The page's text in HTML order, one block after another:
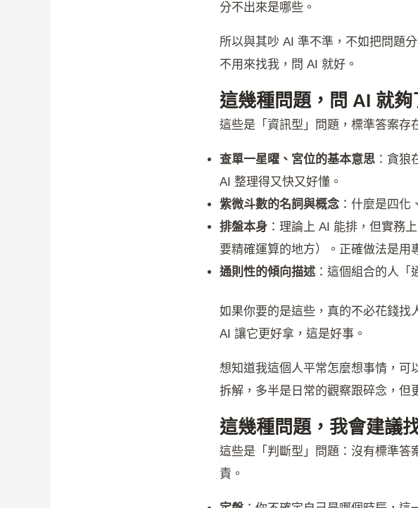
分不出來是哪些。
所以與其吵 AI 準不準，不如把問題
不用來找我，問 AI 就好。
這幾種問題，問 AI 就夠
這些是「資訊型」問題，標準答案存
查單一星曜、宮位的基本意思 ：貪狼
AI 整理得又快又好懂。
紫微斗數的名詞與概念 ：什麼是四化
排盤本身 ：理論上 AI 能排，但實務
要精確運算的地方）。正確做法是用
通則性的傾向描述：這個組合的人「
如果你要的是這些，真的不必花錢找
AI 讓它更好拿，這是好事。
想知道我這個人平常怎麼想事情，可
拆解，多半是日常的觀察跟碎念，但
這幾種問題，我會建議
這些是「判斷型」問題：沒有標準答
責。